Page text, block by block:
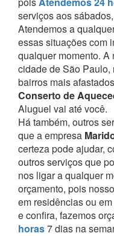
serviços aos
Atendemos a
essas situações com
qualquer momento. A
cidade de São Paulo,
bairros mais
Conserto de
Aluguel vai até você.
Há também, outros
que a empresa
certeza pode ajudar,
outros serviços que
nos ligar a qualquer
orçamento, pois
em residências ou
e confira, fazemos
horas7 dias na